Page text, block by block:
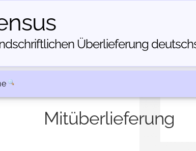
Über­lieferung
Mitüberlieferung